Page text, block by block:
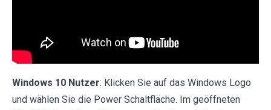
Windows 10 Nutzer: Klicken Sie auf das Windows Logo
und wählen Sie die Power Schaltfläche. Im geöffneten